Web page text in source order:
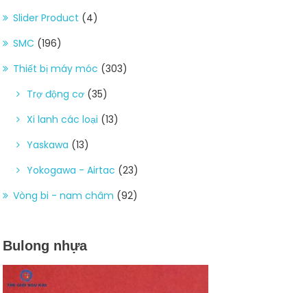
Slider Product (4)
SMC (196)
Thiết bị máy móc (303)
Trợ động cơ (35)
Xi lanh các loại (13)
Yaskawa (13)
Yokogawa - Airtac (23)
Vòng bi - nam châm (92)
Bulong nhựa